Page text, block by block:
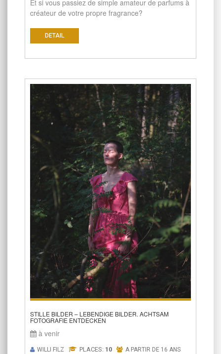
Et si vous passiez de simple amateur de parfums à
créateur de votre propre fragrance?
DETAIL
STILLE BILDER – LEBENDIGE BILDER. ACHTSAM
FOTOGRAFIE ENTDECKEN
à venir
WILLI FILZ PLACES: 10 A PARTIR DE 16 ANS